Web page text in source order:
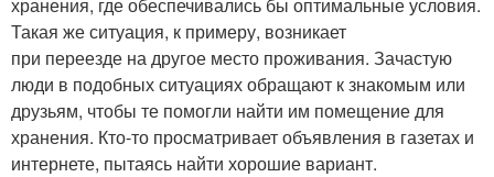
Такая же ситуация, к примеру, возникает
при переезде на другое место проживания. Зачастую
люди в подобных ситуациях обращают к знакомым или
друзьям, чтобы те помогли найти им помещение для
хранения. Кто-то просматривает объявления в газетах и
интернете, пытаясь найти хорошие вариант.